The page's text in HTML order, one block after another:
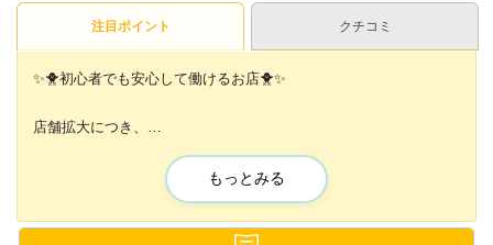
注目ポイント クチコミ
✨🐥初心者でも安心して働けるお店🐥✨
店舗拡大につき、
他店で勤務している方は
更に優先して採用します😆🙌
もっとみる